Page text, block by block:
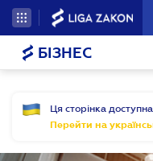
БІЗНЕС
Ця сторінка
Перейти на